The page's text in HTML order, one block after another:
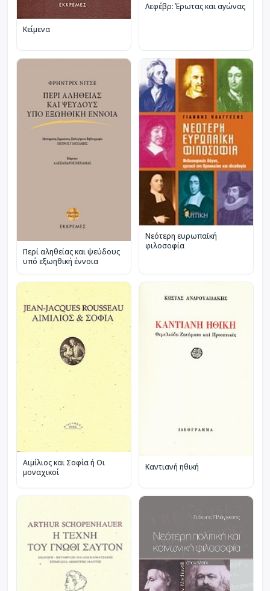
Κείμενα
Λεφέβρ: Έρωτας και αγώνας
Περί αληθείας και ψεύδους
υπό εξωηθική έννοια
Νεότερη ευρωπαϊκή
φιλοσοφία
Αιμίλιος και Σοφία ή Οι
μοναχικοί
Καντιανή ηθική